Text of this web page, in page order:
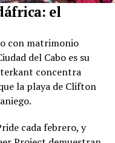
el
con matrimonio
del Cabo es su
concentra
la playa de Clifton
cada febrero, y